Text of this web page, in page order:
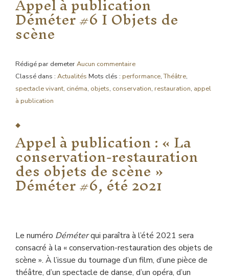
Déméter #6 I Objets de
scène
Rédigé par demeterAucun commentaire
Classé dans : Actualités Mots clés : performance,Théâtre,
spectacle vivant, cinéma, objets, conservation, restauration, appel
à publication
Appel à publication : « La
conservation-restauration
des objets de scène »
Déméter #6, été 2021
Le numéro Déméterqui paraîtra à l’été 2021 sera
consacré à la « conservation-restauration des objets de
scène ». À l’issue du tournage d’un film, d’une pièce de
théâtre, d’un spectacle de danse, d’un opéra, d’un